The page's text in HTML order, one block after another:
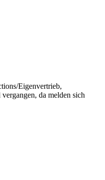
Eigenvertrieb,
da melden sich